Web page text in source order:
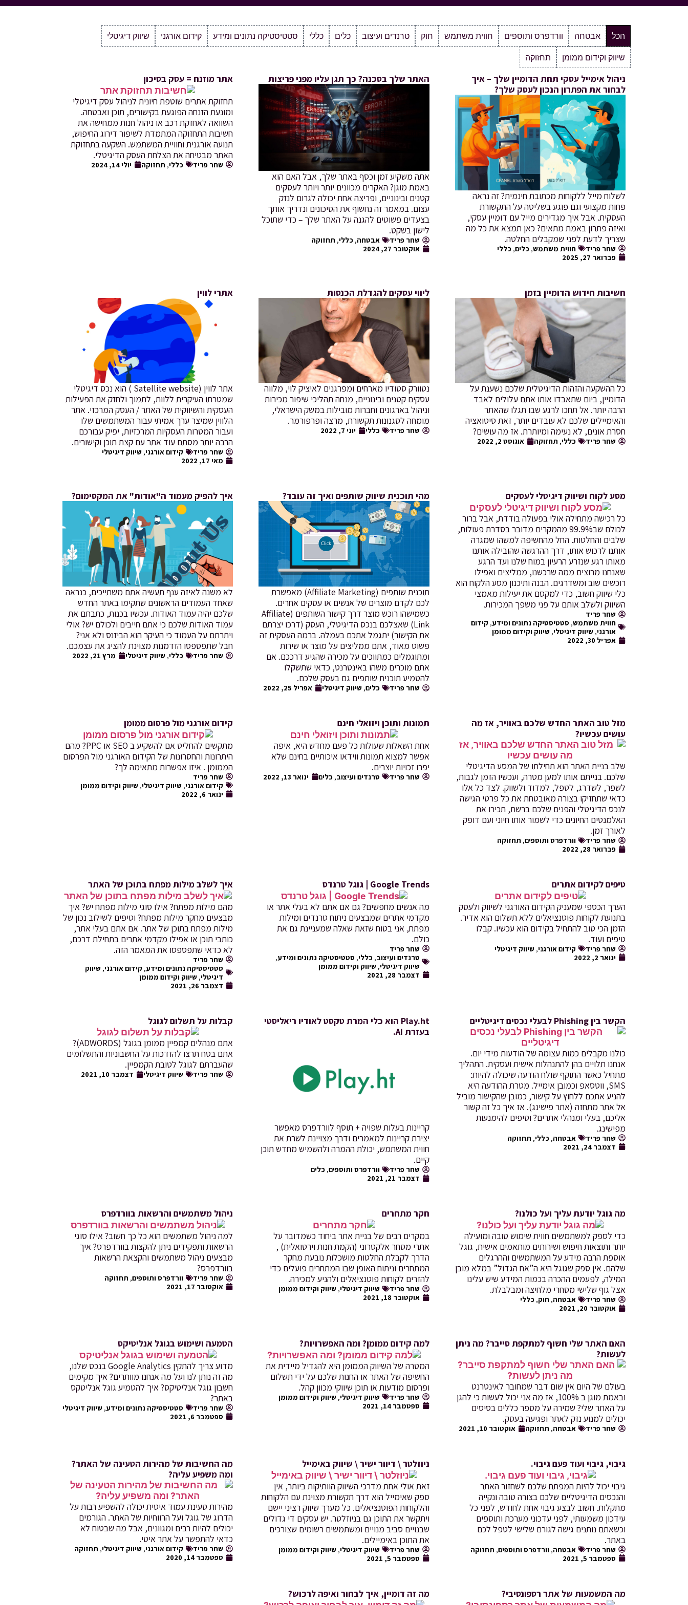
אבטחה וורדפרס ותוספים חווית משתמש חוק טרנדים ועיצוב כלים כללי סטטיסטיקה נתונים ומידע קידום אורגני שיווק דיגיטלי
שיווק וקידום ממומן תחזוקה
הכל
ניהול אימייל עסקי תחת הדומיין שלך – איך
לבחור את הפתרון הנכון לעסק שלך?
לשלוח מייל ללקוחות מכתובת חינמית? זה נראה
פחות מקצועי וגם פוגע בשליטה על התקשורת
העסקית. אבל איך מגדירים מייל עם דומיין עסקי,
ואיזה פתרון באמת מתאים? כאן תמצא את כל מה
שצריך לדעת לפני שמקבלים החלטה.
שחר פריד חווית משתמש, כלים, כללי
פברואר 27, 2025
האתר שלך בסכנה? כך תגן עליו מפני פריצות
אתה משקיע זמן וכסף באתר שלך, אבל האם הוא
באמת מוגן? האקרים מכוונים יותר ויותר לעסקים
קטנים ובינוניים, ופריצה אחת יכולה לגרום לנזק
עצום. במאמר זה נחשוף את הסיכונים ונדריך אותך
בצעדים פשוטים להגנה על האתר שלך – כדי שתוכל
לישון בשקט.
שחר פריד אבטחה, כללי, תחזוקה
אוקטובר 27, 2024
אתר מוזנח = עסק בסיכון
תחזוקת אתרים שוטפת חיונית לניהול עסק דיגיטלי
ומונעת הזנחה הפוגעת בקישורים, תוכן ואבטחה.
השוואה לאחזקת רכב או ניהול חנות ממחישה את
חשיבות התחזוקה המתמדת לשיפור דירוג החיפוש,
תנועה אורגנית וחוויית המשתמש. השקעה בתחזוקת
האתר מבטיחה את הצלחת העסק הדיגיטלי.
שחר פריד כללי, תחזוקה יולי 14, 2024
חשיבות חידוש הדומיין בזמן
כל ההשקעה והזהות הדיגיטלית שלכם נשענת על
הדומיין, ביום שתאבדו אותו אתם עלולים לאבד
הרבה יותר. אל תחכו לרגע שבו תגלו שהאתר
והאימיילים שלכם לא עובדים יותר, זאת סיטואציה
חסרת אונים, לא נעימה ומיותרת. אז מה עושים?
שחר פריד כללי, תחזוקה אוגוסט 2, 2022
ליווי עסקים להגדלת הכנסות
נטוורק סטודיו מארחים ומפרגנים לאיציק לוי, מלווה
עסקים קטנים ובינוניים, מנחה תהליכי שיפור מכירות
וניהול בארגונים וחברות מובילות במשק הישראלי,
מומחה לסגנונות תקשורת, מרצה ופרפורמר.
שחר פריד כללי יוני 7, 2022
אתרי לווין
אתר לווין (Satellite website ) הוא נכס דיגיטלי
שמטרתו העיקרית ללוות, לתמוך ולחזק את הפעילות
העסקית והשיווקית של האתר / העסק המרכזי. אתר
הלווין שמיצר ערך אמיתי עבור המשתמשים שלו
ועבור המטרות העסקיות המרכזיות, יפיק עבורכם
הרבה יותר מסתם עוד אתר עם קצת תוכן וקישורים.
שחר פריד קידום אורגני, שיווק דיגיטלי
מאי 17, 2022
מסע לקוח ושיווק דיגיטלי לעסקים
כל רכישה מתחילה אולי בפעולה בודדת, אבל ברור
לכולם שב99.9% מהמקרים מדובר בסדרת פעולות,
שלבים והחלטות. החל מהחשיפה למשהו שמגרה
אותנו לרכוש אותו, דרך ההרגשה שהובילה אותנו
מאותו רגע שנזרע הרעיון במוח שלנו ועד הרגע
שאנחנו מרוצים ממה שרכשנו, ממליצים ואפילו
רוכשים שוב ומשדרגים. הבנה ותיכנון מסע הלקוח הוא
כלי שיווק חשוב, כדי למקסם את יעילות מאמצי
השיווק ולשלב אותם על פני משפך המכירות.
שחר פריד
חווית משתמש, סטטיסטיקה נתונים ומידע, קידום
אורגני, שיווק דיגיטלי, שיווק וקידום ממומן
אפריל 30, 2022
מהי תוכנית שיווק שותפים ואיך זה עובד?
תוכנית שותפים (Affiliate Marketing) מאפשרת
לכם לקדם מוצרים של אנשים או עסקים אחרים.
כשמישהו רוכש מוצר דרך קישור השותפים (Affiliate
Link) שאצלכם בנכס הדיגיטלי, העסק (דרכו יצרתם
את הקישור) יתגמל אתכם בעמלה. ברמה העסקית זה
פשוט מאוד, אתם ממליצים על מוצר או שירות
ומתוגמלים כמתווכים על מכירה שהגיע דרככם. אם
אתם מוכרים משהו באינטרנט, כדאי שתשקלו
להטמיע תוכנית שותפים גם בעסק שלכם.
שחר פריד כלים, שיווק דיגיטלי אפריל 25, 2022
איך להפיק מעמוד ה"אודות" את המקסימום?
לא משנה לאיזה ענף תעשיה אתם משתייכים, כנראה
שאחד העמודים הראשונים שתקימו באתר החדש
שלכם יהיה עמוד האודות. עכשיו בכנות, כתבתם את
עמוד האודות שלכם כי אתם חייבים ולכולם יש? אולי
ויתרתם על העמוד כי העיקר הוא הביזנס ולא אני?
חבל שתפספסו הזדמנות מצוינת להציג את עצמכם.
שחר פריד כללי, שיווק דיגיטלי מרץ 21, 2022
מזל טוב האתר החדש שלכם באוויר, אז מה
עושים עכשיו?
שלב בניית האתר הוא תחילתו של המסע הדיגיטלי
שלכם. בנייתם אותו למען מטרה, ועכשיו הזמן לגבות,
לשפר, לשדרג, לטפל, למדוד ולשווק. לצד כל אלו
כדאי שתחזיקו בצורה מאובטחת את כל פרטי הגישה
לנכס הדיגיטלי והפנים שלכם ברשת, תכירו את
האלמנטים החיונים כדי לשמור אותו חיוני ועם דופק
לאורך זמן.
שחר פריד וורדפרס ותוספים, תחזוקה
פברואר 28, 2022
תמונות ותוכן ויזואלי חינם
אחת השאלות שעולות כל פעם מחדש היא, איפה
אפשר למצוא תמונות ווידאו איכותיים בחינם שלא
יפרו זכויות יוצרים.
שחר פריד טרנדים ועיצוב, כלים ינואר 13, 2022
קידום אורגני מול פרסום ממומן
מתקשים להחליט אם להשקיע ב SEO או PPC? מהם
היתרונות והחסרונות של הקידום האורגני מול הפרסום
הממומן . איזו אפשרות מתאימה לך?
שחר פריד
קידום אורגני, שיווק דיגיטלי, שיווק וקידום ממומן
ינואר 6, 2022
טיפים לקידום אתרים
הערך הכספי שמעניק הקידום האורגני לשיווק ולעסק
בתנועת לקוחות פוטנציאלים ללא תשלום הוא אדיר.
הזמן הכי טוב להתחיל בקידום הוא עכשיו. קבלו
טיפים ועוד.
שחר פריד קידום אורגני, שיווק דיגיטלי
ינואר 2, 2022
Google Trends | גוגל טרנדס
מה אנשים מחפשים? גם אם אתם לא בעלי אתר או
מקדמי אתרים שמבצעים ניתוח טרנדים ומילות
מפתח, אני בטוח שזאת שאלה שמעניינת גם את
כולם.
שחר פריד
טרנדים ועיצוב, כללי, סטטיסטיקה נתונים ומידע,
שיווק דיגיטלי, שיווק וקידום ממומן
דצמבר 28, 2021
איך לשלב מילות מפתח בתוכן של האתר
מהם מילות מפתח? אילו סוגי מילות מפתח יש? איך
מבצעים מחקר מילות מפתח? וטיפים לשילוב נכון של
מילות מפתח בתוכן של אתר. אם אתם בעלי אתר,
כותבי תוכן או אפילו מקדמי אתרים בתחילת דרכם,
לא כדאי שתפספסו את המאמר הזה.
שחר פריד
סטטיסטיקה נתונים ומידע, קידום אורגני, שיווק
דיגיטלי, שיווק וקידום ממומן
דצמבר 26, 2021
הקשר בין Phishing לבעלי נכסים דיגיטליים
כולנו מקבלים כמות עצומה של הודעות מידי יום.
אנחנו תלויים בהן להתנהלות אישית ועסקית. התהליך
מתחיל כאשר התוקף שולח הודעה שיכולה להיות:
SMS, ווטסאפ וכמובן אימייל. מטרת ההודעה היא
להניע אתכם ללחוץ על קישור, כמובן שהקישור מוביל
אל אתר מתחזה (אתר פישינג). אז איך כל זה קשור
אליכם, בעלי ומנהלי אתרים? וטיפים להימנעות
מפישינג.
שחר פריד אבטחה, כללי, תחזוקה
דצמבר 24, 2021
Play.ht הוא כלי המרת טקסט לאודיו ריאליסטי
בעזרת AI.
קריינות בעלות שפויה + תוסף לוורדפרס מאפשר
יצירת קריינות למאמרים ודרך מצויינת לשרת את
חווית המשתמש, יכולת ההמרה ולהשמיש מחדש תוכן
קיים.
שחר פריד וורדפרס ותוספים, כלים
דצמבר 21, 2021
קבלות על תשלום לגוגל
אתם מנהלים קמפיין ממומן בגוגל (ADWORDS)?
אתם בטח תרצו להזדכות על החשבוניות והתשלומים
שהעברתם לגוגל לטובת הקמפיין.
שחר פריד שיווק דיגיטלי דצמבר 10, 2021
מה גוגל יודעת עליך ועל כולנו?
כדי לספק למשתמשים חווית שימוש טובה ומועילה
יותר ותוצאות חיפוש ושירותים מותאמים אישית, גוגל
אוספת הרבה מידע על המשתמשים וההרגלים
שלהם. אין ספק שגוגל היא ה”אח הגדול” במלא מובן
המילה, לפעמים ההכרה בכמות המידע שיש עלינו
אצל גוף שלישי מסחרי מלחיצה ומבלבלת.
שחר פריד אבטחה, חוק, כללי
אוקטובר 20, 2021
חקר מתחרים
במקרים רבים של בניית אתר ביחוד כשמדובר על
אתרי מסחר אלקטרוני (הקמת חנות וירטואלית) ,
הדרך לקבלת החלטות מושכלות נובעת מחקר
המתחרים וניתוח האופן שבו המתחרים פועלים כדי
להזרים לקוחות פוטנציאלים ולהניע למכירה.
שחר פריד שיווק דיגיטלי, שיווק וקידום ממומן
אוקטובר 18, 2021
ניהול משתמשים והרשאות בוורדפרס
למה ניהול משתמשים הוא כל כך חשוב? אילו סוגי
הרשאות ותפקידים ניתן להקצות בוורדפרס? איך
מבצעים ניהול משתמשים והקצאת הרשאות
בוורדפרס?
שחר פריד וורדפרס ותוספים, תחזוקה
אוקטובר 17, 2021
האם האתר שלי חשוף למתקפת סייבר? מה ניתן
לעשות?
בעולם של היום אין שום דבר שמחובר לאינטרנט
ובאמת מוגן ב 100%, אז מה אני יכול לעשות כי להגן
על האתר שלי? שמירה על מספר כללים בסיסים
יכולים למנוע נזק לאתר ופגיעה בעסק.
שחר פריד אבטחה, תחזוקה אוקטובר 10, 2021
למה קידום ממומן? ומה האפשרויות?
המטרה של השיווק הממומן היא להגדיל מיידית את
החשיפה של האתר או החנות שלכם על ידי תשלום
ופרסום מודעות או תוכן שיווקי מכוון קהל.
שחר פריד שיווק דיגיטלי, שיווק וקידום ממומן
ספטמבר 14, 2021
הטמעה ושימוש בגוגל אנליטיקס
מדוע צריך להתקין Google Analytics בנכס שלנו,
מה זה נותן לנו ועל מה אנחנו מוותרים? איך מקימים
חשבון גוגל אנליטיקס? איך להטמיע גוגל אנליטקס
באתר?
שחר פריד סטטיסטיקה נתונים ומידע, שיווק דיגיטלי
ספטמבר 6, 2021
גיבוי, גיבוי ועוד פעם גיבוי.
גיבוי יכול להיות המפתח שלכם לשחזור האתר
והנכסים הדיגיטליים שלכם בצורה טובה ונקייה
מתקלות. חשוב לבצע גיבוי אחת לחודש, לפני כל
עידכון משמעותי, לפני עדכוני מערכת ותוספים
וכשאתם נותנים גישה לגורם שלישי לטפל לכם
באתר.
שחר פריד אבטחה, וורדפרס ותוספים, תחזוקה
ספטמבר 5, 2021
ניוזלטר \ דיוור ישיר \ שיווק באימייל
זאת אולי אחת מדרכי השיווק הוותיקות ביותר, אין
ספק שאימייל הוא דרך תקשורת מצוינת עם הלקוחות
והלקוחות הפוטנציאלים. כל מערך שיווק רציני יישם
ויתקשר את התוכן גם בניוזלטר. יש עסקים די גדולים
שבנויים סביב מנויים ומשתמשים רשומים שצורכים
את התוכן באימיילים.
שחר פריד שיווק דיגיטלי, שיווק וקידום ממומן
ספטמבר 5, 2021
מה החשיבות של מהירות הטעינה של האתר?
ומה משפיע עליה?
מהירות טעינת עמוד איטית יכולה להשפיע רבות על
הדרוג של גוגל ועל הרווחיות של האתר. הגורמים
יכולים להיות רבים ומגוונים, אבל מה שבטוח לא
כדאי להתפשר על אתר איטי.
שחר פריד קידום אורגני, שיווק דיגיטלי, תחזוקה
ספטמבר 14, 2020
מה המשמעות של אתר רספונסיבי? מה זה דומיין, איך לבחור ואיפה לרכוש?